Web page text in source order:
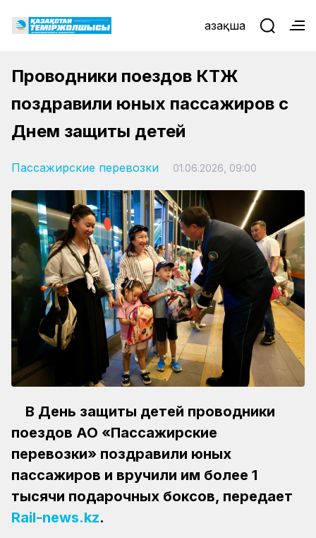
Қазақша
Проводники поездов КТЖ
поздравили юных пассажиров с
Днем защиты детей
Пассажирские перевозки 01.06.2026, 09:00
В День защиты детей проводники
поездов АО «Пассажирские
перевозки» поздравили юных
пассажиров и вручили им более 1
тысячи подарочных боксов, передает
Rail-news.kz.